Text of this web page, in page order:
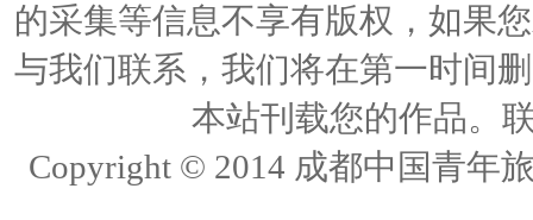
的采集等信息不享有版权，如果
与我们联系，我们将在第一时间
本站刊载您的作品。
Copyright © 2014 成都中国青年